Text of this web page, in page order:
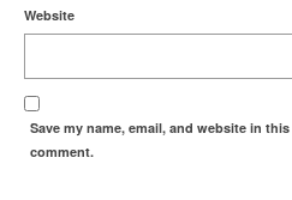
Website
Save my name, email, and website in
comment.